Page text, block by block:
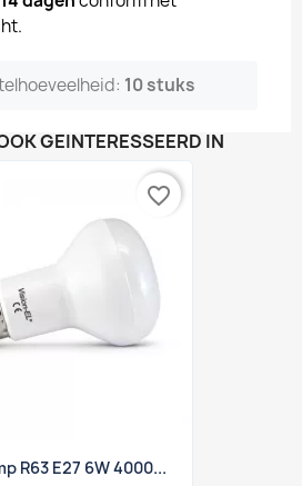
10 stuks
GEÏNTERESSEERD IN
R63 E27 6W 4000...
favorite_border